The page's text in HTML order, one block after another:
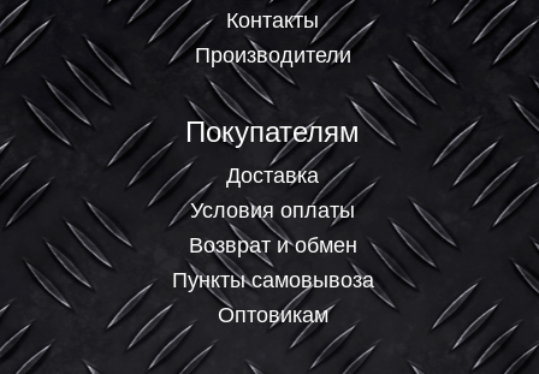
Контакты
Производители
Покупателям
Доставка
Условия оплаты
Возврат и обмен
Пункты самовывоза
Оптовикам